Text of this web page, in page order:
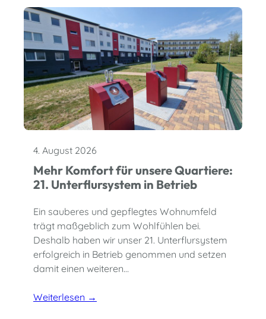
4. August 2026
Mehr Komfort für unsere Quartiere:
21. Unterflursystem in Betrieb
Ein sauberes und gepflegtes Wohnumfeld
trägt maßgeblich zum Wohlfühlen bei.
Deshalb haben wir unser 21. Unterflursystem
erfolgreich in Betrieb genommen und setzen
damit einen weiteren…
Weiterlesen →